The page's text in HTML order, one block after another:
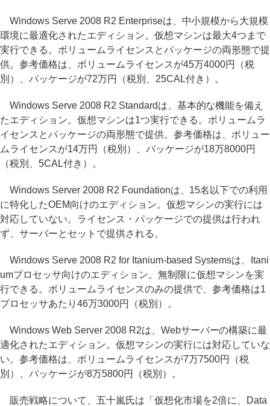
Windows Serve 2008 R2 Enterpriseは、中小規模から大規模
環境に最適化されたエディション。仮想マシンは最大4つまで
実行できる。ボリュームライセンスとパッケージの両形態で提
供。参考価格は、ボリュームライセンスが45万4000円（税
別）、パッケージが72万円（税別、25CAL付き）。
Windows Serve 2008 R2 Standardは、基本的な機能を備え
たエディション。仮想マシンは1つ実行できる。ボリュームラ
イセンスとパッケージの両形態で提供。参考価格は、ボリュー
ムライセンスが14万円（税別）、パッケージが18万8000円
（税別、5CAL付き）。
Windows Server 2008 R2 Foundationは、15名以下での利用
に特化したOEM向けのエディション。仮想マシンの実行には
対応していない。ライセンス・パッケージでの提供は行われ
ず、サーバーとセットで提供される。
Windows Serve 2008 R2 for Itanium-based Systemsは、Itani
umプロセッサ向けのエディション。無制限に仮想マシンを実
行できる。ボリュームライセンスのみの提供で、参考価格は1
プロセッサあたり46万3000円（税別）。
Windows Web Server 2008 R2は、Webサーバーの構築に最
適化されたエディション。仮想マシンの実行には対応していな
い。参考価格は、ボリュームライセンスが7万7500円（税
別）、パッケージが8万5800円（税別）。
販売戦略について、五十嵐氏は「仮想化市場を2倍に、Data